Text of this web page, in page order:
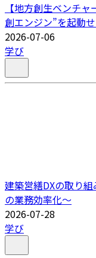
【地方創生ベンチ
創エンジン”を起動
2026-07-06
学び
建築営繕DXの取り
の業務効率化～
2026-07-28
学び